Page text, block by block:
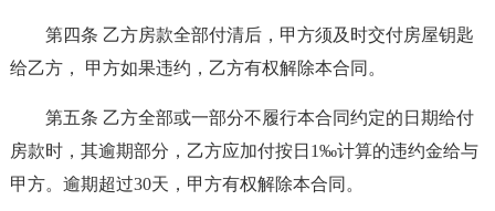
第四条 乙方房款全部付清后，甲方须及时交付房屋钥匙
给乙方， 甲方如果违约，乙方有权解除本合同。
第五条 乙方全部或一部分不履行本合同约定的日期给付
房款时，其逾期部分，乙方应加付按日1‰计算的违约金给与
甲方。逾期超过30天，甲方有权解除本合同。